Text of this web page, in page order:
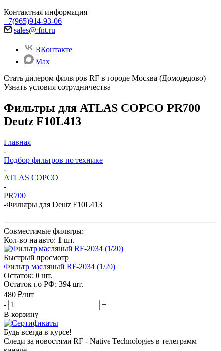
Контактная информация
+7(965)914-93-06
sales@rfnt.ru
ВКонтакте
Max
Стать дилером фильтров RF в городе Москва (Домодедово)
Узнать условия сотрудничества
Фильтры для ATLAS COPCO PR700
Deutz F10L413
Главная
-
Подбор фильтров по технике
-
ATLAS COPCO
-
PR700
-Фильтры для Deutz F10L413
Совместимые фильтры:
Кол-во на авто: 1 шт.
Быстрый просмотр
Фильтр масляный RF-2034 (1/20)
Остаток: 0 шт.
Остаток по РФ: 394 шт.
480 ₽/шт
-
+
В корзину
Будь всегда в курсе!
Следи за новостями RF - Native Technologies в телеграмм